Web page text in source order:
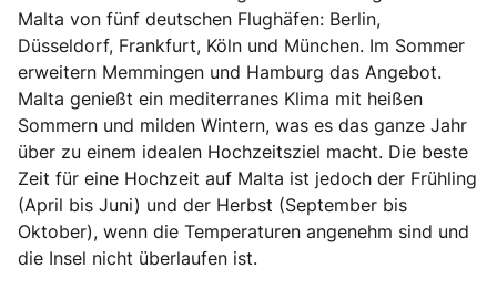
Malta von fünf deutschen Flughäfen: Berlin,
Düsseldorf, Frankfurt, Köln und München. Im Sommer
erweitern Memmingen und Hamburg das Angebot.
Malta genießt ein mediterranes Klima mit heißen
Sommern und milden Wintern, was es das ganze Jahr
über zu einem idealen Hochzeitsziel macht. Die beste
Zeit für eine Hochzeit auf Malta ist jedoch der Frühling
(April bis Juni) und der Herbst (September bis
Oktober), wenn die Temperaturen angenehm sind und
die Insel nicht überlaufen ist.